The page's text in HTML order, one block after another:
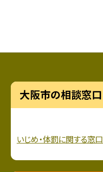
大阪市の相談窓口
いじめ・体罰に関する窓口